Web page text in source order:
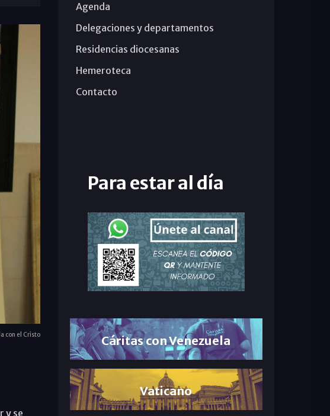
con el Cristo
y se
Agenda
Delegaciones y departamentos
Residencias diocesanas
Hemeroteca
Contacto
Para estar al día
Cáritas con Venezuela
Vaticano